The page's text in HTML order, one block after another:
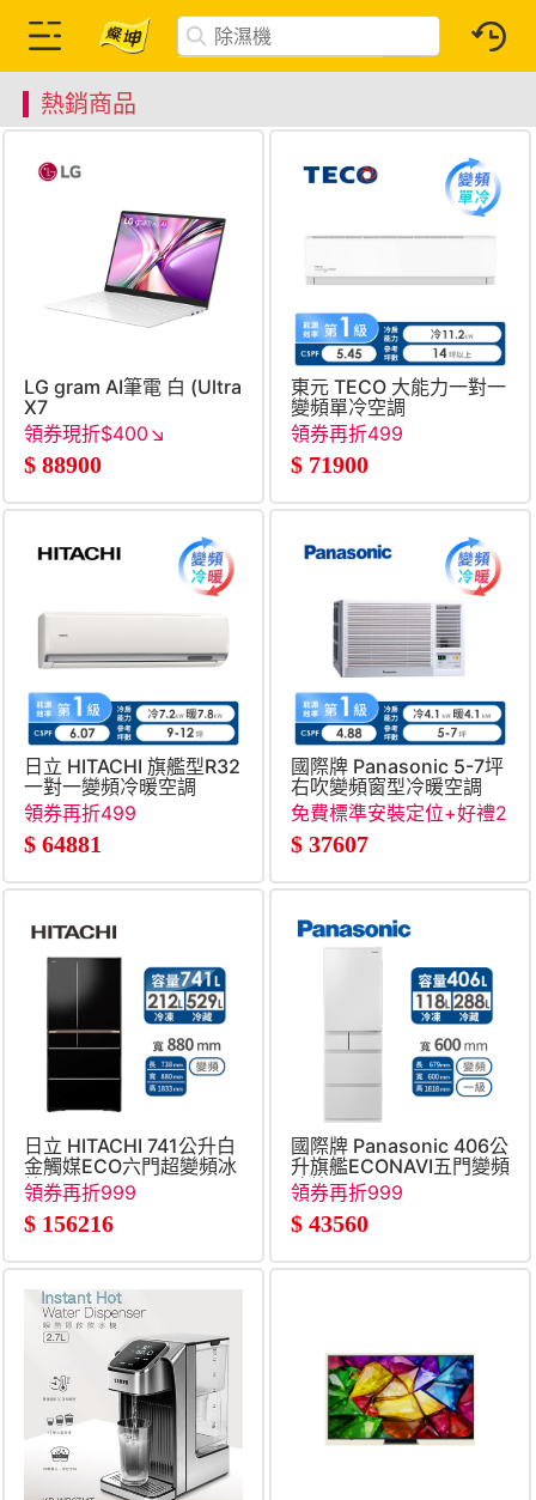
熱銷商品
LG gram AI筆電 白 (Ultra
X7
358H&#47;32G&#47;1TB
SSD&#47;Win11)
領券現折$400↘
$ 88900
東元 TECO 大能力一對一
變頻單冷空調
領券再折499
$ 71900
日立 HITACHI 旗艦型R32
一對一變頻冷暖空調
領券再折499
$ 64881
國際牌 Panasonic 5-7坪
右吹變頻窗型冷暖空調
免費標準安裝定位+好禮2
選1
$ 37607
日立 HITACHI 741公升白
金觸媒ECO六門超變頻冰
箱
領券再折999
$ 156216
國際牌 Panasonic 406公
升旗艦ECONAVI五門變頻
冰箱
領券再折999
$ 43560